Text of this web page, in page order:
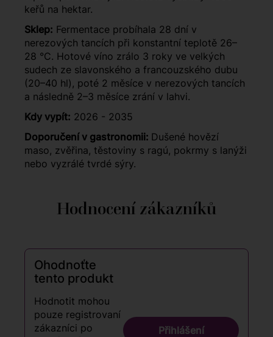
keřů na hektar.
Sklep: Fermentace probíhala 28 dní v
nerezových tancích při konstantní teplotě 26–
28 °C. Hotové víno zrálo 3 roky ve velkých
sudech ze slavonského a francouzského dubu
(20–40 hl), poté 2 měsíce v nerezových tancích
a následně 2–3 měsíce zrání v lahvi.
Kdy vypít: 2026 - 2035
Doporučení v gastronomii: Dušené hovězí
maso, zvěřina, těstoviny s ragú, pokrmy s lanýži
nebo vyzrálé tvrdé sýry.
Hodnocení zákazníků
Ohodnoťte
tento produkt
Hodnotit mohou
pouze registrovaní
zákazníci po
Přihlášení